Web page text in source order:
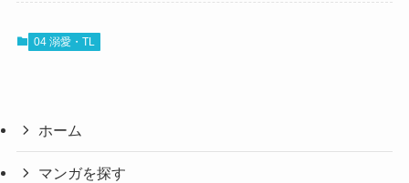
04 溺愛・TL
ホーム
マンガを探す